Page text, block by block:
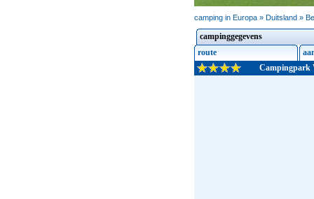
camping in Europa » Duitsland »
campinggegevens
route
Campingpark